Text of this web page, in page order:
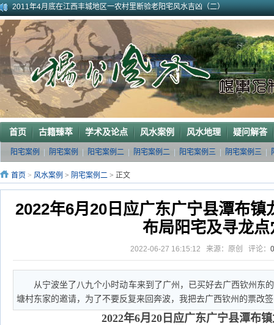
2011年5月初应福建晋江东家邀请堪察调整阳宅风水布局
2011年5月底应广西玉林地区东家邀请断验堪察阳宅风水
2011年应广西巴马东家邀请堪察断验阳宅风水吉凶
《葬 书》注 解
广西南宁地区一葬地水聚天心
广西巴马一龙穴形局
杨公风水--山形之贵人拱手
2010年9月在广西容县为李喜中的亲戚找到的龙穴图
2023年3月18日广东电白地区一眼相中“猛虎下山”形
2011年4月底在江西丰城地区一农村里断验老阳宅风水吉凶（二）
首页 古籍臻萃 学术及论点 风水案例 风水地理 疑问解答
阳宅案例 阴宅案例 阳宅案例二 阴宅案例二 阳宅案例三 阴宅案例三
首页 > 风水案例 > 阴宅案例二 > 正文
2022年6月20日应广东广宁县潭布镇
布局阳宅及寻龙点
2022-06-27 16:15:12 来源：原创 评论： 0
从宁波坐了八九个小时动车来到了广州，已买好去广西钦州东
塘村东家的邀请，为了不要反复来回奔波，我把去广西钦州的票改
2022年6月20日应广东广宁县潭布